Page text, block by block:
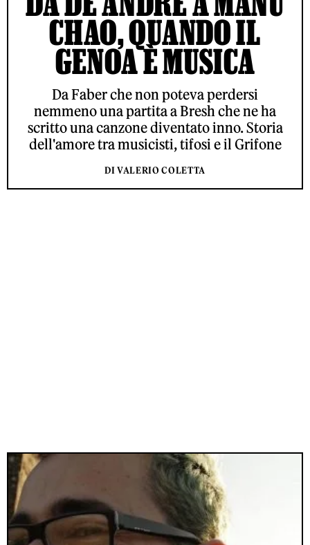
CHAO, QUANDO IL
GENOA È MUSICA
Da Faber che non poteva perdersi
nemmeno una partita a Bresh che ne ha
scritto una canzone diventato inno. Storia
dell'amore tra musicisti, tifosi e il Grifone
DI VALERIO COLETTA